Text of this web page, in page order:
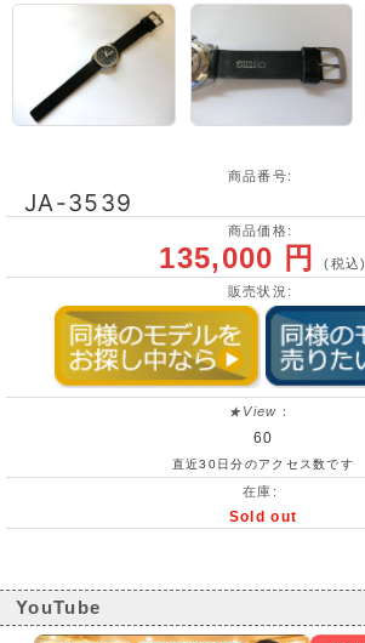
商品番号:
JA-3539
商品価格:
135,000 円(税込)
販売状況:
★View ：
60
直近30日分のアクセス数です
在庫:
Sold out
YouTube